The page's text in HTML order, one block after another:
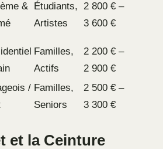
&
Étudiants,
Artistes
2 800 € –
3 600 €
Familles,
Actifs
2 200 € –
2 900 €
/ Familles,
Seniors
2 500 € –
3 300 €
et la Ceinture